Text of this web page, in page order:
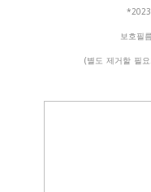
보호필
(별도 제거할 필